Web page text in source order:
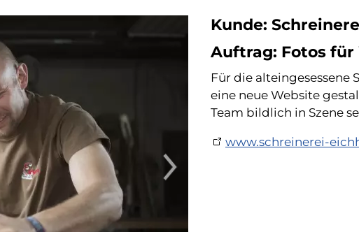
Kunde:
Auftrag: Fotos für
Für die alteingesessene
eine neue Website
Team bildlich in Szene
www.schreinerei-